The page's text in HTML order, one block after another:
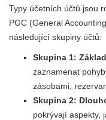
Typy účetních účtů jsou
PGC (General
následující skupiny účtů:
Skupina 1:
zaznamenat
zásobami,
Skupina 2:
pokrývají aspekty,